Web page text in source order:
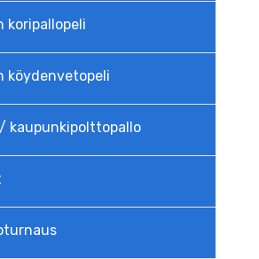
koripallopeli
köydenvetopeli
kaupunkipolttopallo